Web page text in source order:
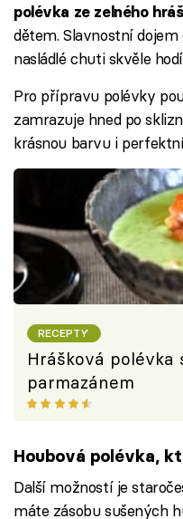
polévka ze zelného
dětem. Slavnostní
nasládlé chuti skvěle
Pro přípravu polévky
zamrazuje hned po
krásnou barvu i
RECEPTY
Hrášková polévka
parmazánem
Houbová polévka,
Další možností je
máte zásobu sušených